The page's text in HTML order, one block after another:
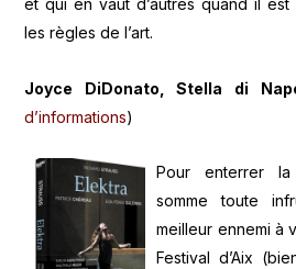
et qui en vaut d’autres quand il
les règles de l’art.
Joyce DiDonato, Stella di
d’informations)
Pour enterrer
somme toute
meilleur ennemi à
Festival d’Aix